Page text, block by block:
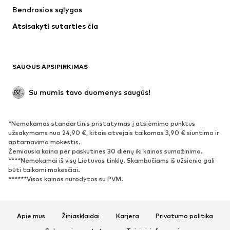
Bendrosios sąlygos
Atsisakyti sutarties čia
SAUGUS APSIPIRKIMAS
Su mumis tavo duomenys saugūs!
*Nemokamas standartinis pristatymas į atsiėmimo punktus
užsakymams nuo 24,90 €, kitais atvejais taikomas 3,90 € siuntimo ir
aptarnavimo mokestis.
Žemiausia kaina per paskutines 30 dienų iki kainos sumažinimo.
****Nemokamai iš visų Lietuvos tinklų. Skambučiams iš užsienio gali
būti taikomi mokesčiai.
******Visos kainos nurodytos su PVM.
Apie mus Žiniasklaidai Karjera
Privatumo politika